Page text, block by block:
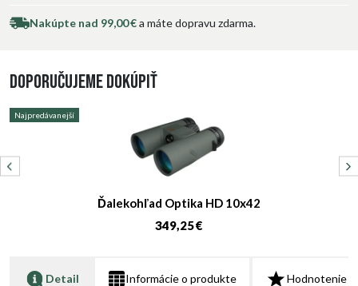
Nakúpte nad 99,00 €a máte dopravu zdarma.
Doporučujeme dokúpiť
Najpredávanejší
Ďalekohľad Optika HD 10x42
349,25 €
Detail Informácie o produkte Hodnotenie